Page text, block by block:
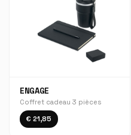
ENGAGE
Coffret cadeau 3 pièces
€ 21,85